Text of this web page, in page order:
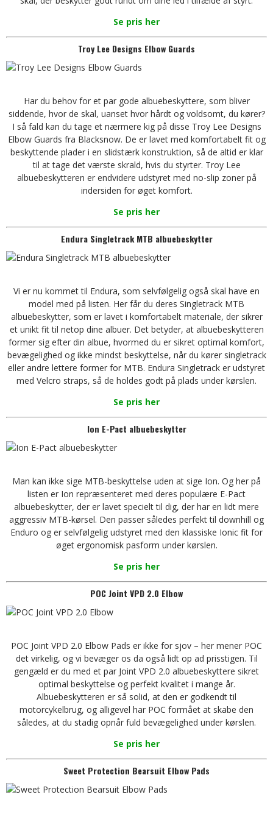
Se pris her
Troy Lee Designs Elbow Guards
Har du behov for et par gode albuebeskyttere, som bliver
siddende, hvor de skal, uanset hvor hårdt og voldsomt, du kører?
I så fald kan du tage et nærmere kig på disse Troy Lee Designs
Elbow Guards fra Blacksnow. De er lavet med komfortabelt fit og
beskyttende plader i en slidstærk konstruktion, så de altid er klar
til at tage det værste skrald, hvis du styrter. Troy Lee
albuebeskytteren er endvidere udstyret med no-slip zoner på
indersiden for øget komfort.
Se pris her
Endura Singletrack MTB albuebeskytter
Vi er nu kommet til Endura, som selvfølgelig også skal have en
model med på listen. Her får du deres Singletrack MTB
albuebeskytter, som er lavet i komfortabelt materiale, der sikrer
et unikt fit til netop dine albuer. Det betyder, at albuebeskytteren
former sig efter din albue, hvormed du er sikret optimal komfort,
bevægelighed og ikke mindst beskyttelse, når du kører singletrack
eller andre lettere former for MTB. Endura Singletrack er udstyret
med Velcro straps, så de holdes godt på plads under kørslen.
Se pris her
Ion E-Pact albuebeskytter
Man kan ikke sige MTB-beskyttelse uden at sige Ion. Og her på
listen er Ion repræsenteret med deres populære E-Pact
albuebeskytter, der er lavet specielt til dig, der har en lidt mere
aggressiv MTB-kørsel. Den passer således perfekt til downhill og
Enduro og er selvfølgelig udstyret med den klassiske Ionic fit for
øget ergonomisk pasform under kørslen.
Se pris her
POC Joint VPD 2.0 Elbow
POC Joint VPD 2.0 Elbow Pads er ikke for sjov – her mener POC
det virkelig, og vi bevæger os da også lidt op ad prisstigen. Til
gengæld er du med et par Joint VPD 2.0 albuebeskyttere sikret
optimal beskyttelse og perfekt kvalitet i mange år.
Albuebeskytteren er så solid, at den er godkendt til
motorcykelbrug, og alligevel har POC formået at skabe den
således, at du stadig opnår fuld bevægelighed under kørslen.
Se pris her
Sweet Protection Bearsuit Elbow Pads